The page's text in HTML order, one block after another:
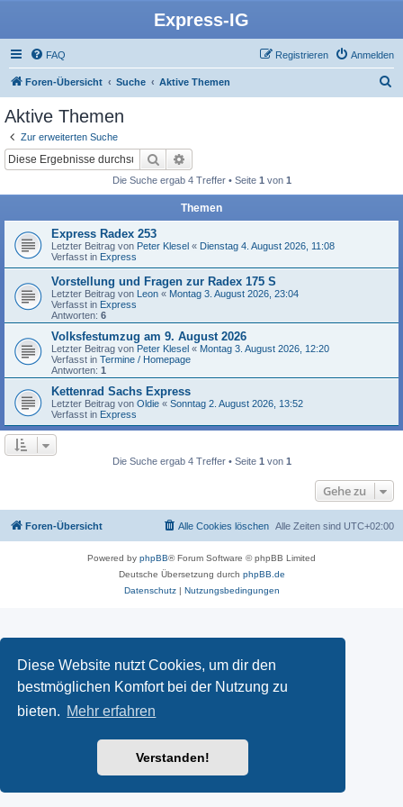
Diese Website nutzt Cookies, um dir den
bestmöglichen Komfort bei der Nutzung zu
bieten. Mehr erfahren
Verstanden!
Express-IG
FAQ Anmelden
Registrieren
Foren-Übersicht Suche Aktive Themen
Aktive Themen
Zur erweiterten Suche
Suche
Die Suche ergab 4 Treffer • Seite 1 von 1
Themen
Express Radex 253
Letzter Beitrag von Peter Klesel « Dienstag 4. August 2026, 11:08
Verfasst in Express
Vorstellung und Fragen zur Radex 175 S
Letzter Beitrag von Leon « Montag 3. August 2026, 23:04
Verfasst in Express
Antworten: 6
Volksfestumzug am 9. August 2026
Letzter Beitrag von Peter Klesel « Montag 3. August 2026, 12:20
Verfasst in Termine / Homepage
Antworten: 1
Kettenrad Sachs Express
Letzter Beitrag von Oldie « Sonntag 2. August 2026, 13:52
Verfasst in Express
Die Suche ergab 4 Treffer • Seite 1 von 1
Gehe zu
Foren-Übersicht Alle Zeiten sind UTC+02:00
Alle Cookies löschen
Powered by phpBB® Forum Software © phpBB Limited
Deutsche Übersetzung durch phpBB.de
Datenschutz| Nutzungsbedingungen